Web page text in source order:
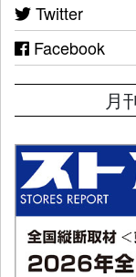
Twitter
Facebook
月